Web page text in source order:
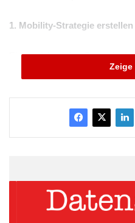
1. Mobility-Strategie erstellen
Eine erfolgreiche Strategie
Situation: Welche Rolle
privaten Geräte für berufliche
ein solches Angebot? Wie
Zeige